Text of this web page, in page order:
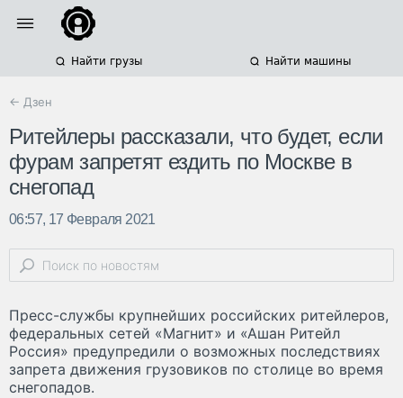
Найти грузы Найти машины
← Дзен
Ритейлеры рассказали, что будет, если
фурам запретят ездить по Москве в
снегопад
06:57, 17 Февраля 2021
Пресс-службы крупнейших российских ритейлеров,
федеральных сетей «Магнит» и «Ашан Ритейл
Россия» предупредили о возможных последствиях
запрета движения грузовиков по столице во время
снегопадов.